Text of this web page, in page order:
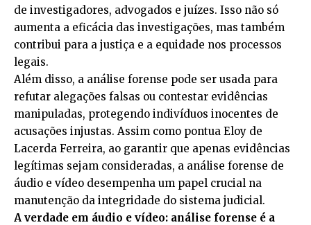
de investigadores, advogados e juízes. Isso não só
aumenta a eficácia das investigações, mas também
contribui para a justiça e a equidade nos processos
legais.
Além disso, a análise forense pode ser usada para
refutar alegações falsas ou contestar evidências
manipuladas, protegendo indivíduos inocentes de
acusações injustas. Assim como pontua Eloy de
Lacerda Ferreira, ao garantir que apenas evidências
legítimas sejam consideradas, a análise forense de
áudio e vídeo desempenha um papel crucial na
manutenção da integridade do sistema judicial.
A verdade em áudio e vídeo: análise forense é a